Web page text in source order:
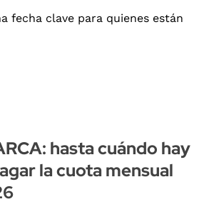
hasta cuándo hay
la cuota mensual